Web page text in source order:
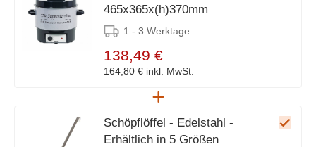
465x365x(h)370mm
1 - 3 Werktage
138,49 €
164,80 € inkl. MwSt.
Schöpflöffel - Edelstahl -
Erhältlich in 5 Größen